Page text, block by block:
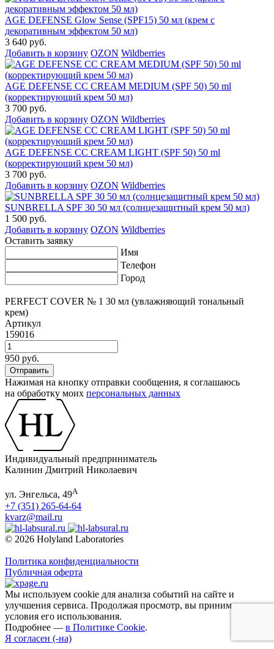
AGE DEFENSE Glow Sense (SPF15) 50 мл (крем с
декоративным эффектом 50 мл)
3 640 руб.
Добавить в корзину OZON Wildberries
AGE DEFENSE CC CREAM MEDIUM (SPF 50) 50 ml
(корректирующий крем 50 мл)
3 700 руб.
Добавить в корзину OZON Wildberries
AGE DEFENSE CC CREAM LIGHT (SPF 50) 50 ml
(корректирующий крем 50 мл)
3 700 руб.
Добавить в корзину OZON Wildberries
SUNBRELLA SPF 30 50 мл (солнцезащитный крем 50 мл)
1 500 руб.
Добавить в корзину OZON Wildberries
Оставить заявку
Имя
Телефон
Город
PERFECT COVER № 1 30 мл (увлажняющий тональный
крем)
Артикул
159016
950 руб.
Нажимая на кнопку отправки сообщения, я соглашаюсь
на обработку моих персональных данных
Индивидуальный предприниматель
Калинин Дмитрий Николаевич
ул. Энгельса, 49А
+7 (351) 265-64-64
kvarz@mail.ru
© 2026 Holyland Laboratories
Политика конфиденциальности
Публичная оферта
Мы используем cookie для анализа событий на сайте и
улучшения сервиса. Продолжая просмотр, вы принимаете
условия его использования.
Подробнее — в Политике Cookie.
Я согласен (-на)